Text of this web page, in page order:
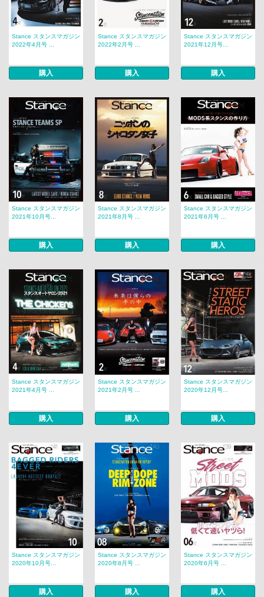
Stance スタンスマガジン
2022年4月号 ...
購入
Stance スタンスマガジン
2022年2月号 ...
購入
Stance スタンスマガジン
2021年12月号...
購入
Stance スタンスマガジン
2021年10月号...
購入
Stance スタンスマガジン
2021年8月号 ...
購入
Stance スタンスマガジン
2021年6月号 ...
購入
Stance スタンスマガジン
2021年4月号 ...
購入
Stance スタンスマガジン
2021年2月号 ...
購入
Stance スタンスマガジン
2020年12月号...
購入
Stance スタンスマガジン
2020年10月号...
購入
Stance スタンスマガジン
2020年8月号 ...
購入
Stance スタンスマガジン
2020年6月号 ...
購入